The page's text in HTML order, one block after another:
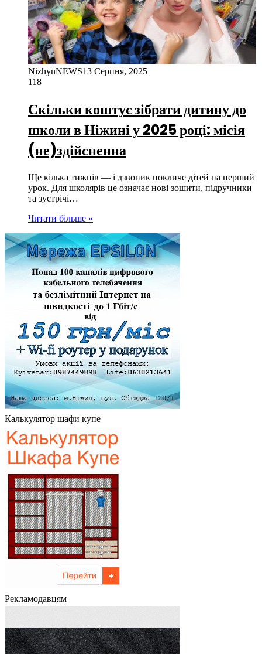
NizhynNEWS13 Серпня, 2025
118
Скільки коштує зібрати дитину до
школи в Ніжині у 2025 році: місія
(не)здійсненна
Ще кілька тижнів — і дзвоник покличе дітей на перший
урок. Для школярів це означає нові зошити, підручники
та зустрічі…
Читати більше »
Калькулятор шафи купе
Рекламодавцям